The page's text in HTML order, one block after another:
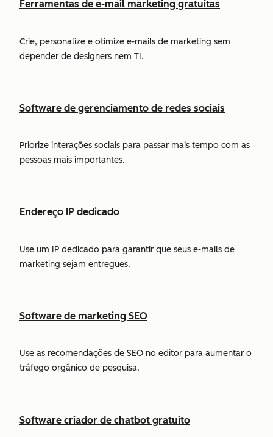
Ferramentas de e-mail marketing gratuitas
Crie, personalize e otimize e-mails de marketing sem
depender de designers nem TI.
Software de gerenciamento de redes sociais
Priorize interações sociais para passar mais tempo com as
pessoas mais importantes.
Endereço IP dedicado
Use um IP dedicado para garantir que seus e-mails de
marketing sejam entregues.
Software de marketing SEO
Use as recomendações de SEO no editor para aumentar o
tráfego orgânico de pesquisa.
Software criador de chatbot gratuito